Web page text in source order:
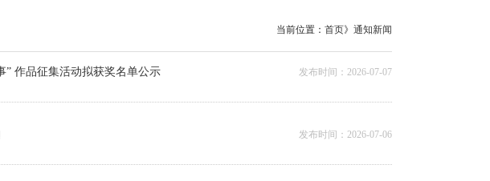
当前位置： 首页》 通知新闻
” 作品征集活动拟获奖名单公示 发布时间：2026-07-07
发布时间：2026-07-06